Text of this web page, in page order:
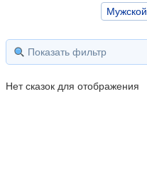
Мужской
Показать фильтр
Нет сказок для отображения